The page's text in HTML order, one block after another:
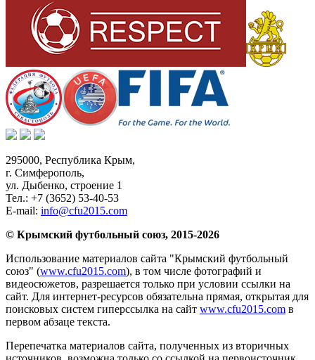
295000, Республика Крым,
г. Симферополь,
ул. Дыбенко, строение 1
Тел.: +7 (3652) 53-40-53
E-mail: info@cfu2015.com
© Крымский футбольный союз, 2015-2026
Использование материалов сайта "Крымский футбольный
союз" (www.cfu2015.com), в том числе фотографий и
видеосюжетов, разрешается только при условии ссылки на
сайт. Для интернет-ресурсов обязательна прямая, открытая для
поисковых систем гиперссылка на сайт www.cfu2015.com в
первом абзаце текста.
Перепечатка материалов сайта, полученных из вторичных